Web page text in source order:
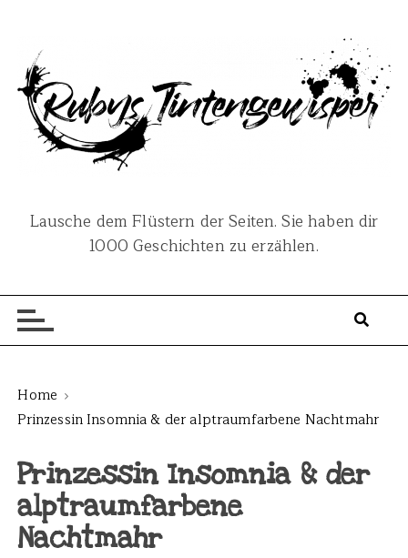
Lausche dem Flüstern der Seiten. Sie haben dir
1000 Geschichten zu erzählen.
Home
Prinzessin Insomnia & der alptraumfarbene Nachtmahr
Prinzessin Insomnia & der
alptraumfarbene
Nachtmahr